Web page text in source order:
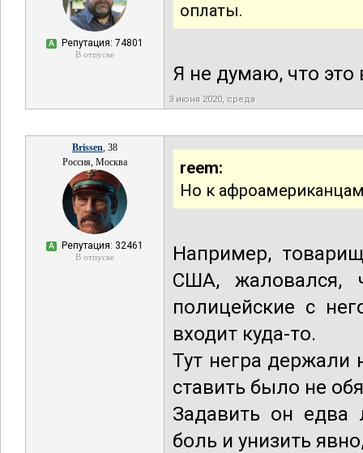
А Репутация: 74801
В отпуске
оплаты.
Я не думаю, что это
3 июня 2020, среда
Brissen, 38
Россия, Москва
А Репутация: 32461
В отпуске
reem:
Но к
Например,
США, жаловался,
полицейские с
входит куда-то.
Тут негра держали
ставить было не
Задавить он едва
боль и унизить